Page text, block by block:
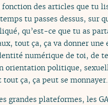
des articles que tu
tu passes dessus, sur
qu’est-ce que tu as
tout ça, ça va donner une
numérique de toi, de
orientation politique,
tout ça, ça peut se monnayer.
grandes plateformes, les